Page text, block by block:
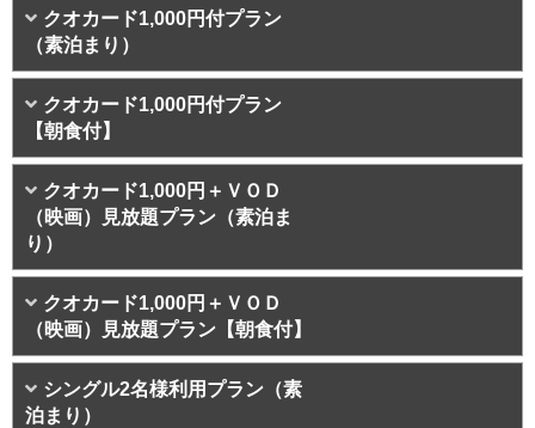
クオカード1,000円付プラン
（素泊まり）
クオカード1,000円付プラン
【朝食付】
クオカード1,000円＋ＶＯＤ
（映画）見放題プラン（素泊ま
り）
クオカード1,000円＋ＶＯＤ
（映画）見放題プラン【朝食付】
シングル2名様利用プラン（素
泊まり）